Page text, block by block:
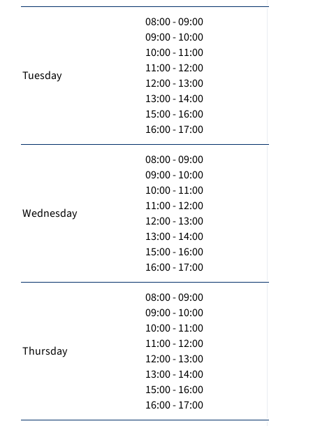
Tuesday
08:00 - 09:00
09:00 - 10:00
10:00 - 11:00
11:00 - 12:00
12:00 - 13:00
13:00 - 14:00
15:00 - 16:00
16:00 - 17:00
Wednesday
08:00 - 09:00
09:00 - 10:00
10:00 - 11:00
11:00 - 12:00
12:00 - 13:00
13:00 - 14:00
15:00 - 16:00
16:00 - 17:00
Thursday
08:00 - 09:00
09:00 - 10:00
10:00 - 11:00
11:00 - 12:00
12:00 - 13:00
13:00 - 14:00
15:00 - 16:00
16:00 - 17:00